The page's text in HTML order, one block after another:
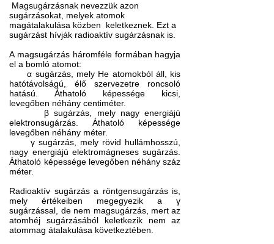
Magsugárzásnak nevezzük azon
sugárzásokat, melyek atomok
magátalakulása közben
keletkeznek. Ezt a
sugárzást hívják radioaktív sugárzásnak is.
A magsugárzás háromféle formában hagyja
el a bomló atomot:
α sugárzás, mely He atomokból áll, kis
hatótávolságú, élő szervezetre roncsoló
hatású. Áthatoló képessége kicsi,
levegőben néhány centiméter.
β sugárzás, mely nagy energiájú
elektronsugárzás. Áthatoló képessége
levegőben néhány méter.
γ sugárzás, mely rövid hullámhosszú,
nagy energiájú elektromágneses sugárzás.
Áthatoló képessége levegőben néhány száz
méter.
Radioaktív sugárzás a röntgensugárzás is,
mely értékeiben megegyezik a γ
sugárzással, de nem magsugárzás, mert az
atomhéj sugárzásából keletkezik nem az
atommag átalakulása következtében.